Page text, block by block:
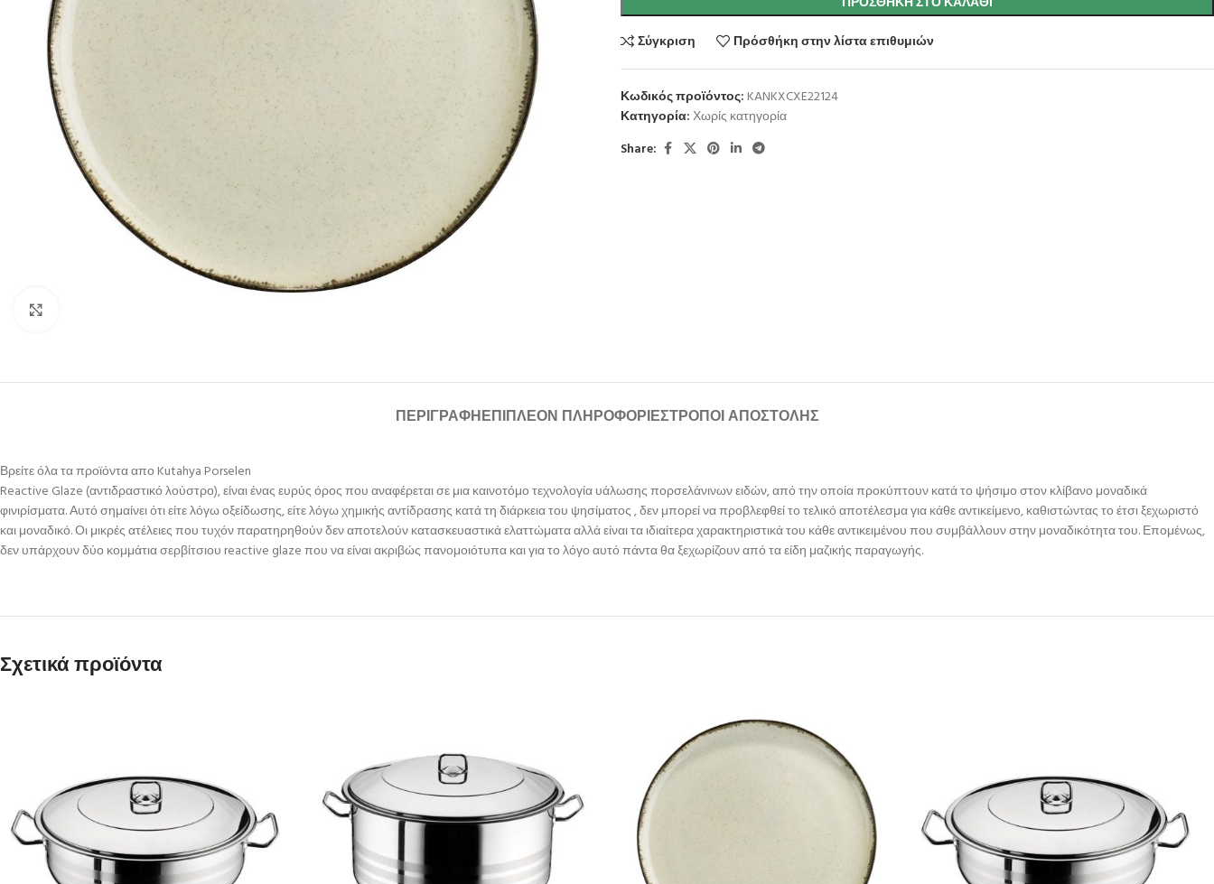
Σύγκριση
Πρόσθήκη στην λίστα επιθυμιών
Κωδικός προϊόντος: KANKXCXE22124
Κατηγορία:Χωρίς κατηγορία
Share:
ΠΕΡΙΓΡΑΦΉΕΠΙΠΛΈΟΝ ΠΛΗΡΟΦΟΡΊΕΣΤΡΌΠΟΙ ΑΠΟΣΤΟΛΉΣ
Βρείτε όλα τα προϊόντα απο Kutahya Porselen
Reactive Glaze (αντιδραστικό λούστρο), είναι ένας ευρύς όρος που αναφέρεται σε μια καινοτόμο τεχνολογία υάλωσης πορσελάνινων ειδών, από την οποία προκύπτουν κατά το ψήσιμο στον κλίβανο μοναδικά
φινιρίσματα. Αυτό σημαίνει ότι είτε λόγω οξείδωσης, είτε λόγω χημικής αντίδρασης κατά τη διάρκεια του ψησίματος , δεν μπορεί να προβλεφθεί το τελικό αποτέλεσμα για κάθε αντικείμενο, καθιστώντας το έτσι ξεχωριστό
και μοναδικό. Οι μικρές ατέλειες που τυχόν παρατηρηθούν δεν αποτελούν κατασκευαστικά ελαττώματα αλλά είναι τα ιδιαίτερα χαρακτηριστικά του κάθε αντικειμένου που συμβάλλουν στην μοναδικότητα του. Επομένως,
δεν υπάρχουν δύο κομμάτια σερβίτσιου reactive glaze που να είναι ακριβώς πανομοιότυπα και για το λόγο αυτό πάντα θα ξεχωρίζουν από τα είδη μαζικής παραγωγής.
Σχετικά προϊόντα